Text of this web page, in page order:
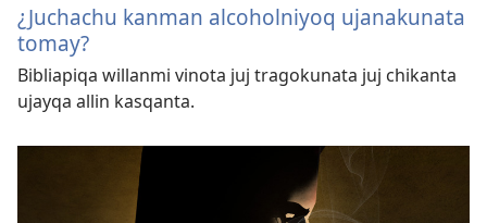
¿Juchachu kanman alcoholniyoq ujanakunata
tomay?
Bibliapiqa willanmi vinota juj tragokunata juj chikanta
ujayqa allin kasqanta.